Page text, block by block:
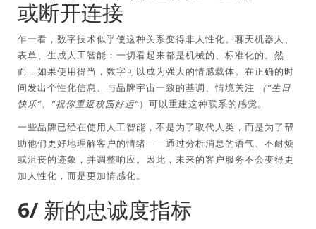
或断开连接
乍一看，数字技术似乎使这种关系变得非人性化。聊天机器人、
表单、生成人工智能：一切看起来都是机械的、标准化的。然
而，如果使用得当，数字可以成为强大的情感载体。在正确的时
间发出个性化信息、与品牌宇宙一致的基调、情境关注
（“生日
快乐”、“祝你重返校园好运”）可以重建这种联系的感觉。
一些品牌已经在使用人工智能，不是为了取代人类，而是为了帮
助他们更好地理解客户的情绪——通过分析消息的语气、不耐烦
或沮丧的迹象，并调整响应。因此，未来的客户服务不会变得更
加人性化，而是更加情感化。
6/ 新的忠诚度指标